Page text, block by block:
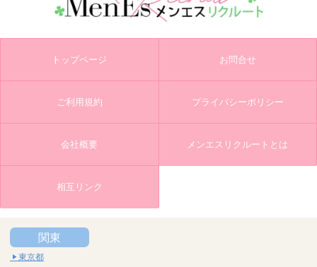
トップページ お問合せ
ご利用規約 プライバシーポリシー
会社概要 メンエスリクルートとは
相互リンク
関東
東京都